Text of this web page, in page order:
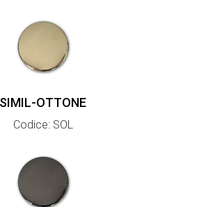
SIMIL-OTTONE
Codice: SOL